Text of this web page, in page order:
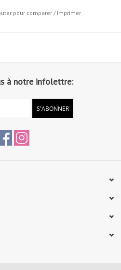
pour comparer / Imprimer
à notre infolettre:
S'ABONNER